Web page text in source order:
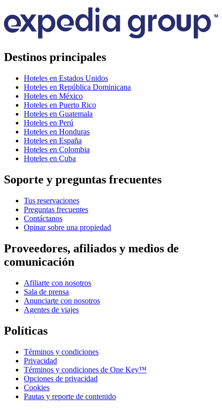
Destinos principales
Hoteles en Estados Unidos
Hoteles en República Dominicana
Hoteles en México
Hoteles en Puerto Rico
Hoteles en Guatemala
Hoteles en Perú
Hoteles en Honduras
Hoteles en España
Hoteles en Colombia
Hoteles en Cuba
Soporte y preguntas frecuentes
Tus reservaciones
Preguntas frecuentes
Contáctanos
Opinar sobre una propiedad
Proveedores, afiliados y medios de
comunicación
Afiliarte con nosotros
Sala de prensa
Anunciarte con nosotros
Agentes de viajes
Políticas
Términos y condiciones
Privacidad
Términos y condiciones de One Key™
Opciones de privacidad
Cookies
Pautas y reporte de contenido